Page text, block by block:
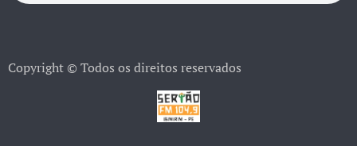
Copyright © Todos os direitos reservados